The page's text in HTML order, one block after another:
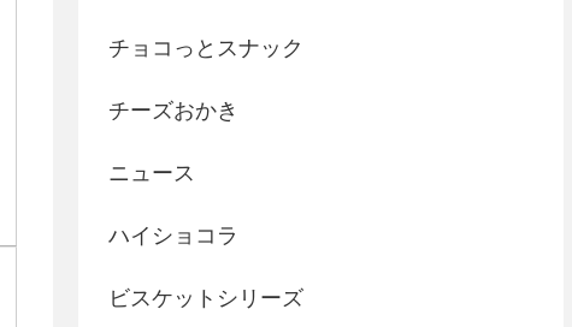
チョコっとスナック
チーズおかき
ニュース
ハイショコラ
ビスケットシリーズ